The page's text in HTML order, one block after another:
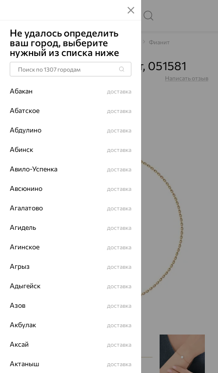
Главная Каталог Браслеты декоративные Фианит
Браслет, золото, фианит, 051581
Артикул:051581
Написать отзыв
Не удалось определить
ваш город, выберите
нужный из списка ниже
Абакан доставка
Абатское доставка
Абдулино доставка
Абинск доставка
Авило-Успенка доставка
Авсюнино доставка
Агалатово доставка
Агидель доставка
Агинское доставка
Агрыз доставка
Адыгейск доставка
Азов доставка
Акбулак доставка
Аксай доставка
Актаныш доставка